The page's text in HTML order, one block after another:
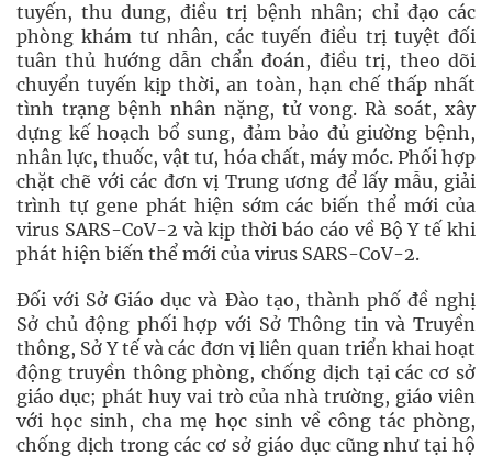
tuyến, thu dung, điều trị bệnh nhân; chỉ đạo các
phòng khám tư nhân, các tuyến điều trị tuyệt đối
tuân thủ hướng dẫn chẩn đoán, điều trị, theo dõi
chuyển tuyến kịp thời, an toàn, hạn chế thấp nhất
tình trạng bệnh nhân nặng, tử vong. Rà soát, xây
dựng kế hoạch bổ sung, đảm bảo đủ giường bệnh,
nhân lực, thuốc, vật tư, hóa chất, máy móc. Phối hợp
chặt chẽ với các đơn vị Trung ương để lấy mẫu, giải
trình tự gene phát hiện sớm các biến thể mới của
virus SARS-CoV-2 và kịp thời báo cáo về Bộ Y tế khi
phát hiện biến thể mới của virus SARS-CoV-2.
Đối với Sở Giáo dục và Đào tạo, thành phố đề nghị
Sở chủ động phối hợp với Sở Thông tin và Truyền
thông, Sở Y tế và các đơn vị liên quan triển khai hoạt
động truyền thông phòng, chống dịch tại các cơ sở
giáo dục; phát huy vai trò của nhà trường, giáo viên
với học sinh, cha mẹ học sinh về công tác phòng,
chống dịch trong các cơ sở giáo dục cũng như tại hộ